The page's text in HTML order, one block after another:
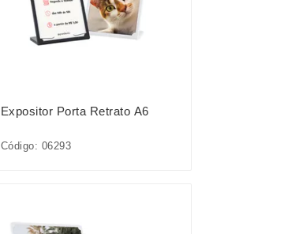
Expositor Porta Retrato A6
Código: 06293